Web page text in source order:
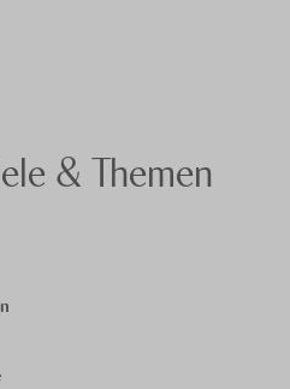
& Themen